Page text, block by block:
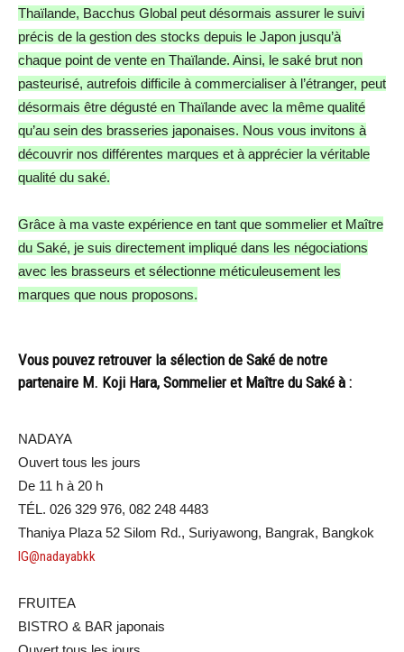
Thaïlande, Bacchus Global peut désormais assurer le suivi
précis de la gestion des stocks depuis le Japon jusqu’à
chaque point de vente en Thaïlande. Ainsi, le saké brut non
pasteurisé, autrefois difficile à commercialiser à l’étranger, peut
désormais être dégusté en Thaïlande avec la même qualité
qu’au sein des brasseries japonaises. Nous vous invitons à
découvrir nos différentes marques et à apprécier la véritable
qualité du saké.
Grâce à ma vaste expérience en tant que sommelier et Maître
du Saké, je suis directement impliqué dans les négociations
avec les brasseurs et sélectionne méticuleusement les
marques que nous proposons.
Vous pouvez retrouver la sélection de Saké de notre
partenaire M. Koji Hara, Sommelier et Maître du Saké à :
NADAYA
Ouvert tous les jours
De 11 h à 20 h
TÉL. 026 329 976, 082 248 4483
Thaniya Plaza 52 Silom Rd., Suriyawong, Bangrak, Bangkok
IG@nadayabkk
FRUITEA
BISTRO & BAR japonais